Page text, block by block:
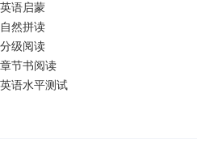
英语启蒙
自然拼读
分级阅读
章节书阅读
英语水平测试